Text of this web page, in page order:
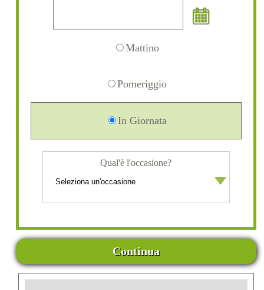
Mattino
Pomeriggio
In Giornata
Qual'è l'occasione?
Continua